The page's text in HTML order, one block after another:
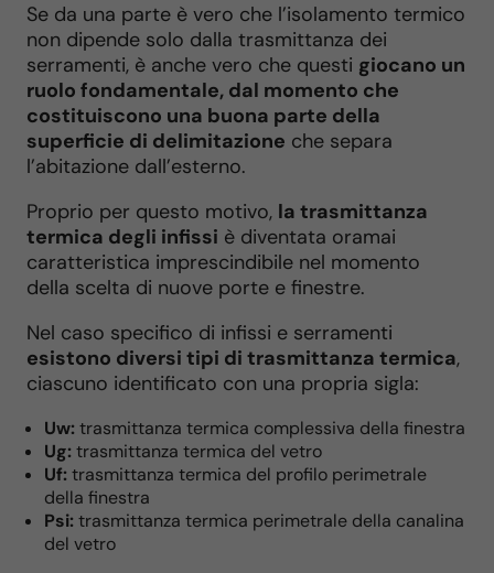
Se da una parte è vero che l’isolamento termico
non dipende solo dalla trasmittanza dei
serramenti, è anche vero che questi giocano un
ruolo fondamentale, dal momento che
costituiscono una buona parte della
superficie di delimitazione che separa
l’abitazione dall’esterno.
Proprio per questo motivo, la trasmittanza
termica degli infissi è diventata oramai
caratteristica imprescindibile nel momento
della scelta di nuove porte e finestre.
Nel caso specifico di infissi e serramenti
esistono diversi tipi di trasmittanza termica,
ciascuno identificato con una propria sigla:
Uw: trasmittanza termica complessiva della finestra
Ug: trasmittanza termica del vetro
Uf: trasmittanza termica del profilo perimetrale
della finestra
Psi: trasmittanza termica perimetrale della canalina
del vetro